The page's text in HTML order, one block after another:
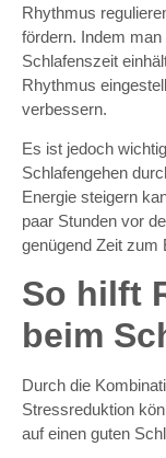
Rhythmus
fördern. Indem
Schlafenszeit
Rhythmus
verbessern.
Es ist jedoch
Schlafengehen
Energie steigern
paar Stunden vor
genügend Zeit zum
So hilft
beim
Durch die
Stressreduktion
auf einen guten